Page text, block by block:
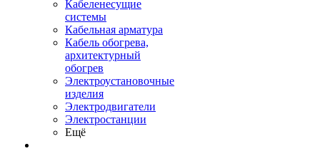
Кабеленесущие
системы
Кабельная арматура
Кабель обогрева,
архитектурный
обогрев
Электроустановочные
изделия
Электродвигатели
Электростанции
Ещё